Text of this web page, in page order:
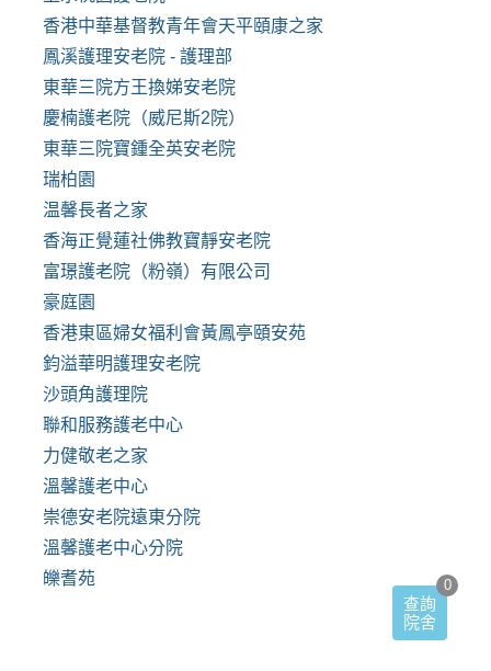
香港中華基督教青年會天平頤康之家
鳳溪護理安老院 - 護理部
東華三院方王換娣安老院
慶楠護老院（威尼斯2院）
東華三院寶鍾全英安老院
瑞柏園
温馨長者之家
香海正覺蓮社佛教寶靜安老院
富璟護老院（粉嶺）有限公司
豪庭園
香港東區婦女福利會黃鳳亭頤安苑
鈞溢華明護理安老院
沙頭角護理院
聯和服務護老中心
力健敬老之家
溫馨護老中心
崇德安老院遠東分院
溫馨護老中心分院
皪耆苑
查詢
院舍
0